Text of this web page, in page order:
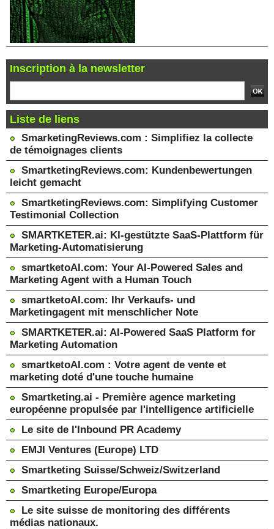
Inscription à la newsletter
Liste de liens
SmarketingReviews.com : Simplifiez la collecte
de témoignages clients
SmartketingReviews.com: Kundenbewertungen
leicht gemacht
SmartketingReviews.com: Simplifying Customer
Testimonial Collection
SMARTKETER.ai: KI-gestützte SaaS-Plattform für
Marketing-Automatisierung
smartketoAI.com: Your AI-Powered Sales and
Marketing Agent with a Human Touch
smartketoAI.com: Ihr Verkaufs- und
Marketingagent mit menschlicher Note
SMARTKETER.ai: AI-Powered SaaS Platform for
Marketing Automation
smartketoAI.com : Votre agent de vente et
marketing doté d'une touche humaine
Smartketing.ai - Première agence marketing
européenne propulsée par l'intelligence artificielle
Le site de l'Inbound PR Academy
EMJI Ventures (Europe) LTD
Smartketing Suisse/Schweiz/Switzerland
Smartketing Europe/Europa
Le site suisse de monitoring des différents
médias nationaux.